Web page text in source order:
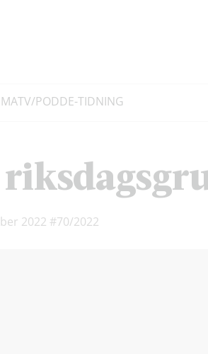
TV/PODDE-TIDNING
2022 #70/2022